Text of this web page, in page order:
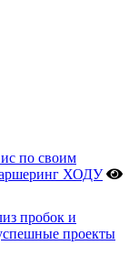
по своим
ХОДУ
пробок и
проекты